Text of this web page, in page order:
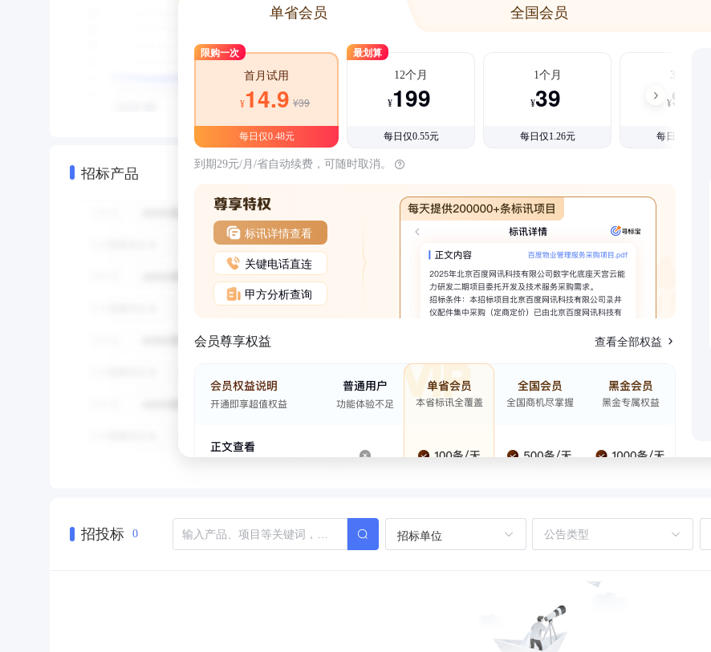
招标产品
单省会员 全国会员
限购一次
首月试用
¥14.9 ¥39
每日仅0.48元
最划算
12个月
¥199
每日仅0.55元
1个月
¥39
每日仅1.26元
3个月
¥99
每日仅1.08元
到期29元/月/省自动续费，可随时取消。
标讯详情查看
关键电话直连
甲方分析查询
会员尊享权益 查看全部权益
招投标 0 招标单位